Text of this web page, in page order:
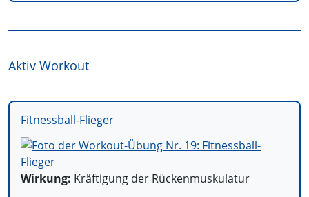
Aktiv Workout
Fitnessball-Flieger
Wirkung: Kräftigung der Rückenmuskulatur